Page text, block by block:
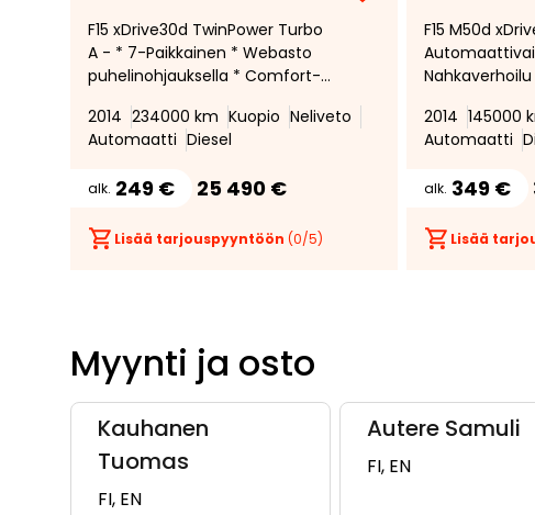
Lisää
suosikiksi
Poista
suosikeista
F15 xDrive30d TwinPower Turbo
A - * 7-Paikkainen * Webasto
puhelinohjauksella * Comfort-
ajovalot *
2014 234000 km Kuopio Neliveto
Automaatti Diesel
alk. 249 € 25 490 €
Lisää tarjouspyyntöön (0/5)
F15 M50d
Peruutustutka
Vetokoukku *
2014 145000
Automaatti
alk. 349 €
Lisää
Myynti ja osto
Kauhanen
Tuomas
FI, EN
Autere Samuli
FI, EN